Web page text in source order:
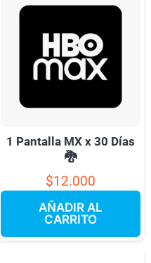
1 Pantalla MX x 30 Días
🐉
$12.000
AÑADIR AL
CARRITO